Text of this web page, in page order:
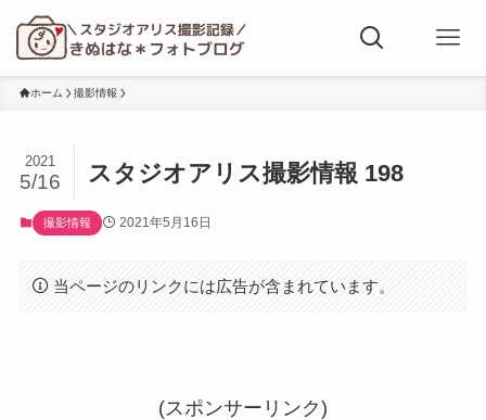
ホーム 撮影情報
スタジオアリス撮影情報 198
2021
5/16
撮影情報 2021年5月16日
当ページのリンクには広告が含まれています。
(スポンサーリンク)